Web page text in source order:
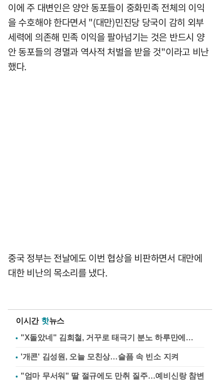
이에 주 대변인은 양안 동포들이 중화민족 전체의 이익
을 수호해야 한다면서 "(대만)민진당 당국이 감히 외부
세력에 의존해 민족 이익을 팔아넘기는 것은 반드시 양
안 동포들의 경멸과 역사적 처벌을 받을 것"이라고 비난
했다.
중국 정부는 전날에도 이번 협상을 비판하면서 대만에
대한 비난의 목소리를 냈다.
이시간 핫뉴스
"X돌았네" 김희철, 거꾸로 태극기 분노 하루만에…
'개콘' 김성원, 오늘 모친상…슬픔 속 빈소 지켜
"엄마 무서워" 딸 절규에도 만취 질주…예비신랑 참변